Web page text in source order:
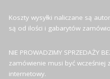
Koszty wysyłki naliczane są
są od ilości i gabarytów
NIE PROWADZIMY SPRZEDAŻY
zamówienie musi być wcześniej
internetowy.